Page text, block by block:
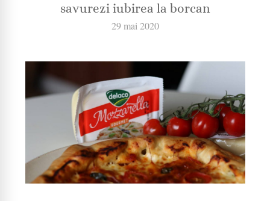
savurezi iubirea la borcan
29 mai 2020